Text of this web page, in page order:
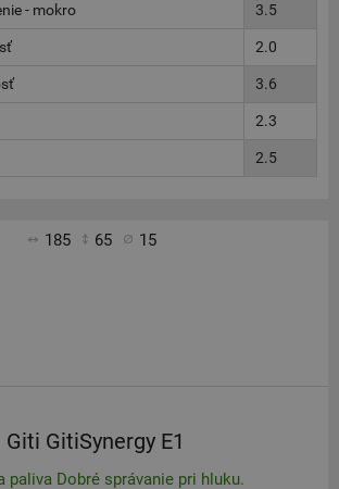
- mokro 3.5
2.0
3.6
2.3
2.5
185 65 15
Giti GitiSynergy E1
paliva Dobré správanie pri hluku.